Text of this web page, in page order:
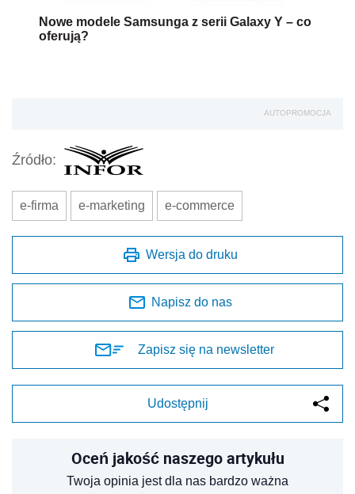
Nowe modele Samsunga z serii Galaxy Y – co
oferują?
AUTOPROMOCJA
Źródło:
e-firma e-marketing e-commerce
Wersja do druku
Napisz do nas
Zapisz się na newsletter
Udostępnij
Oceń jakość naszego artykułu
Twoja opinia jest dla nas bardzo ważna